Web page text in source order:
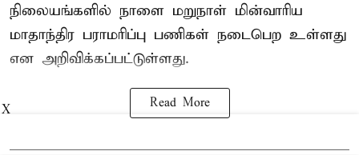
நிலையங்களில் நாளை மறுநாள் மின்வாரிய
மாதாந்திர பராமரிப்பு பணிகள் நடைபெற உள்ளது
என அறிவிக்கப்பட்டுள்ளது.
Read More
X